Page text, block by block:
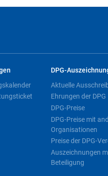
DPG-
Aktuelle
Ehrungen der DPG
DPG-Preise
DPG-Preise mit
Organisationen
Preise der DPG-
Auszeichnungen
Beteiligung